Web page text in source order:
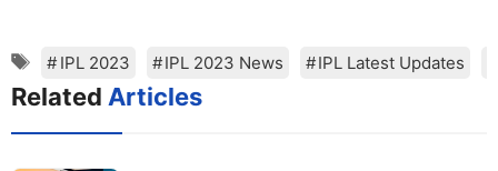
Tags
IPL 2023 IPL 2023 News IPL Latest Updates
Related Articles